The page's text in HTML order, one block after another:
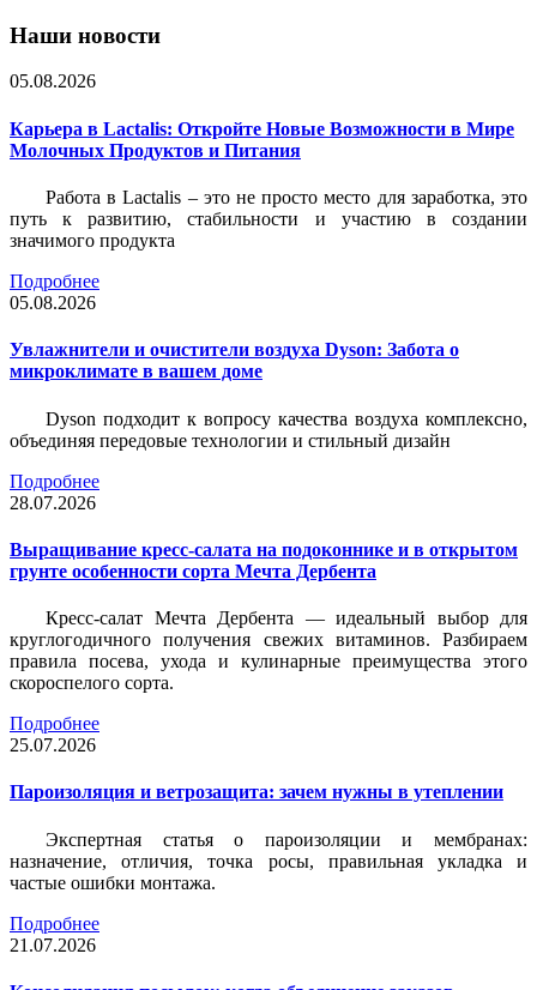
Наши новости
05.08.2026
Карьера в Lactalis: Откройте Новые Возможности в Мире
Молочных Продуктов и Питания
Работа в Lactalis – это не просто место для заработка, это
путь к развитию, стабильности и участию в создании
значимого продукта
Подробнее
05.08.2026
Увлажнители и очистители воздуха Dyson: Забота о
микроклимате в вашем доме
Dyson подходит к вопросу качества воздуха комплексно,
объединяя передовые технологии и стильный дизайн
Подробнее
28.07.2026
Выращивание кресс-салата на подоконнике и в открытом
грунте особенности сорта Мечта Дербента
Кресс-салат Мечта Дербента — идеальный выбор для
круглогодичного получения свежих витаминов. Разбираем
правила посева, ухода и кулинарные преимущества этого
скороспелого сорта.
Подробнее
25.07.2026
Пароизоляция и ветрозащита: зачем нужны в утеплении
Экспертная статья о пароизоляции и мембранах:
назначение, отличия, точка росы, правильная укладка и
частые ошибки монтажа.
Подробнее
21.07.2026